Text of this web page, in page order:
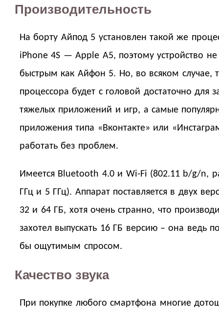
Производительность
На борту Айпод 5 установлен такой же
iPhone 4S — Apple A5, поэтому устройство
быстрым как Айфон 5. Но, во всяком случае,
процессора будет с головой достаточно для
тяжелых приложений и игр, а самые
приложения типа «Вконтакте» или
работать без проблем.
Имеется Bluetooth 4.0 и Wi-Fi (802.11 b/g/n,
ГГц и 5 ГГц). Аппарат поставляется в двух
32 и 64 ГБ, хотя очень странно, что
захотел выпускать 16 ГБ версию – она ведь
бы ощутимым спросом.
Качество звука
При покупке любого смартфона многие